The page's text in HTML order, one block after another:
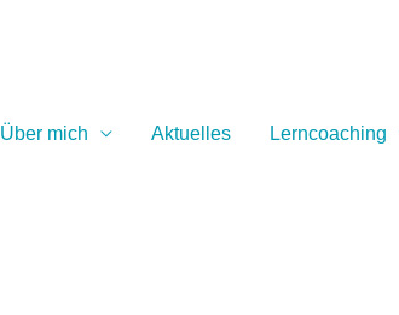
Über mich Aktuelles Lerncoaching